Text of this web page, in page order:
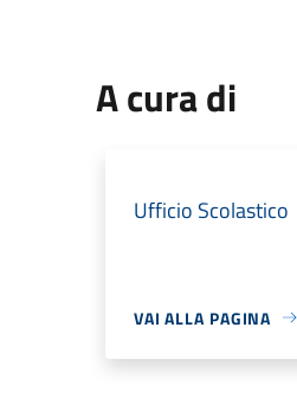
A cura di
Ufficio Scolastico
VAI ALLA PAGINA